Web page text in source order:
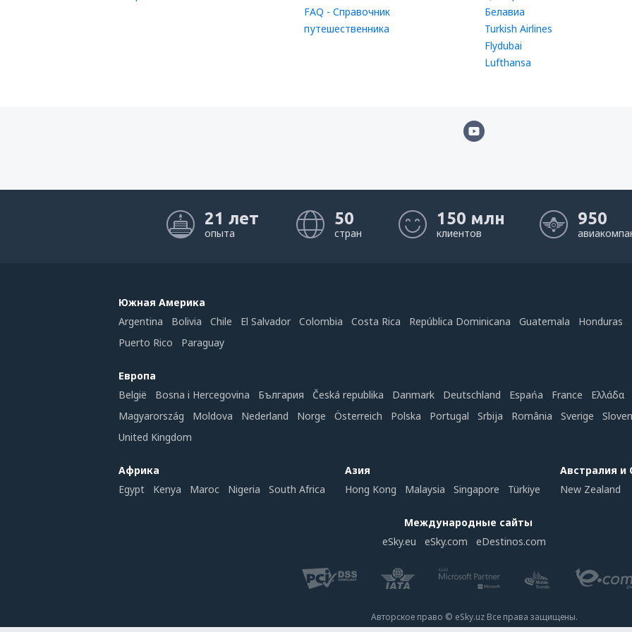
FAQ - Справочник
путешественника
Белавиа
Turkish Airlines
Flydubai
Lufthansa
21 лет
опыта
50
стран
150 млн
клиентов
950
Южная Америка
Argentina
Bolivia Chile El Salvador Colombia Costa Rica República Dominicana Guatemala Honduras
Puerto Rico
Paraguay
Европа
België
Bosna i Hercegovina България Česká republika Danmark Deutschland Espańa France
Ελλάδα
Magyarország
Moldova Nederland Norge Österreich Polska Portugal Srbija România Sverige
United Kingdom
Африка
Egypt
Kenya Maroc Nigeria South Africa
Азия
Hong Kong
Malaysia Singapore Türkiye
Австралия и
New Zealand
Международные сайты
eSky.eu
eSky.com eDestinos.com
Авторское право © eSky.uz Все права защищены.